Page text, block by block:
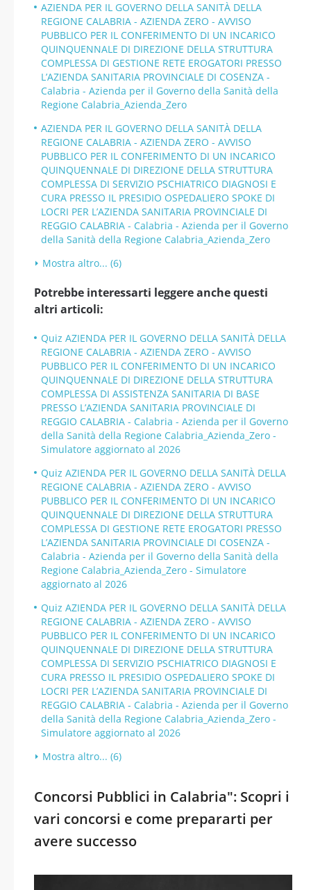
AZIENDA PER IL GOVERNO DELLA SANITÀ DELLA
REGIONE CALABRIA - AZIENDA ZERO - AVVISO
PUBBLICO PER IL CONFERIMENTO DI UN INCARICO
QUINQUENNALE DI DIREZIONE DELLA STRUTTURA
COMPLESSA DI GESTIONE RETE EROGATORI PRESSO
L’AZIENDA SANITARIA PROVINCIALE DI COSENZA -
Calabria - Azienda per il Governo della Sanità della
Regione Calabria_Azienda_Zero
AZIENDA PER IL GOVERNO DELLA SANITÀ DELLA
REGIONE CALABRIA - AZIENDA ZERO - AVVISO
PUBBLICO PER IL CONFERIMENTO DI UN INCARICO
QUINQUENNALE DI DIREZIONE DELLA STRUTTURA
COMPLESSA DI SERVIZIO PSCHIATRICO DIAGNOSI E
CURA PRESSO IL PRESIDIO OSPEDALIERO SPOKE DI
LOCRI PER L’AZIENDA SANITARIA PROVINCIALE DI
REGGIO CALABRIA - Calabria - Azienda per il Governo
della Sanità della Regione Calabria_Azienda_Zero
Mostra altro... (6)
Potrebbe interessarti leggere anche questi
altri articoli:
Quiz AZIENDA PER IL GOVERNO DELLA SANITÀ DELLA
REGIONE CALABRIA - AZIENDA ZERO - AVVISO
PUBBLICO PER IL CONFERIMENTO DI UN INCARICO
QUINQUENNALE DI DIREZIONE DELLA STRUTTURA
COMPLESSA DI ASSISTENZA SANITARIA DI BASE
PRESSO L’AZIENDA SANITARIA PROVINCIALE DI
REGGIO CALABRIA - Calabria - Azienda per il Governo
della Sanità della Regione Calabria_Azienda_Zero -
Simulatore aggiornato al 2026
Quiz AZIENDA PER IL GOVERNO DELLA SANITÀ DELLA
REGIONE CALABRIA - AZIENDA ZERO - AVVISO
PUBBLICO PER IL CONFERIMENTO DI UN INCARICO
QUINQUENNALE DI DIREZIONE DELLA STRUTTURA
COMPLESSA DI GESTIONE RETE EROGATORI PRESSO
L’AZIENDA SANITARIA PROVINCIALE DI COSENZA -
Calabria - Azienda per il Governo della Sanità della
Regione Calabria_Azienda_Zero - Simulatore
aggiornato al 2026
Quiz AZIENDA PER IL GOVERNO DELLA SANITÀ DELLA
REGIONE CALABRIA - AZIENDA ZERO - AVVISO
PUBBLICO PER IL CONFERIMENTO DI UN INCARICO
QUINQUENNALE DI DIREZIONE DELLA STRUTTURA
COMPLESSA DI SERVIZIO PSCHIATRICO DIAGNOSI E
CURA PRESSO IL PRESIDIO OSPEDALIERO SPOKE DI
LOCRI PER L’AZIENDA SANITARIA PROVINCIALE DI
REGGIO CALABRIA - Calabria - Azienda per il Governo
della Sanità della Regione Calabria_Azienda_Zero -
Simulatore aggiornato al 2026
Mostra altro... (6)
Concorsi Pubblici in Calabria": Scopri i
vari concorsi e come prepararti per
avere successo